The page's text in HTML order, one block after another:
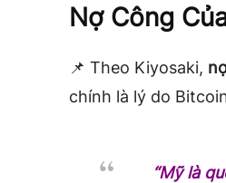
Nợ Công
📌 Theo Kiyosaki,
chính là lý do
“Mỹ là